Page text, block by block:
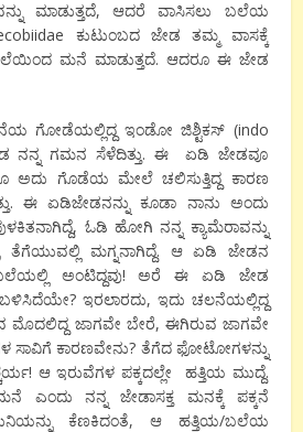
ಮಾಡುತ್ತದೆ, ಆದರೆ ವಾಸಿಸಲು ಬಲೆಯ
ಕುಟುಂಬದ ಜೇಡ ತಮ್ಮ ವಾಸಕ್ಕೆ
ಮನೆ ಮಾಡುತ್ತದೆ. ಆದರೂ ಈ ಜೇಡ
ಗೋಡೆಯಲ್ಲಿದ್ದ ಇಂಡೋ ಜಿಶ್ಟಿಕಸ್ (indo
ನನ್ನ ಗಮನ ಸೆಳೆದಿತ್ತು. ಈ ಏಡಿ ಜೇಡವೂ
ಅದು ಗೊಡೆಯ ಮೇಲೆ ಚಲಿಸುತ್ತಿದ್ದ ಕಾರಣ
ಈ ಏಡಿಜೇಡನನ್ನು ಕೂಡಾ ನಾನು ಅಂದು
ಓಡಿ ಹೋಗಿ ನನ್ನ ಕ್ಯಾಮೆರಾವನ್ನು
ತೆಗೆಯುವಲ್ಲಿ ಮಗ್ನನಾಗಿದ್ದೆ. ಆ ಏಡಿ ಜೇಡನ
ಬಲೆಯಲ್ಲಿ ಅಂಟಿದ್ದವು! ಅರೆ ಈ ಏಡಿ ಜೇಡ
ಇರಲಾರದು, ಇದು ಚಲನೆಯಲ್ಲಿದ್ದ
ಮೊದಲಿದ್ದ ಜಾಗವೇ ಬೇರೆ, ಈಗಿರುವ ಜಾಗವೇ
ಸಾವಿಗೆ ಕಾರಣವೇನು? ತೆಗೆದ ಫೋಟೋಗಳನ್ನು
ಆ ಇರುವೆಗಳ ಪಕ್ಕದಲ್ಲೇ ಹತ್ತಿಯ ಮುದ್ದೆ.
ನನ್ನ ಜೇಡಾಸಕ್ತ ಮನಕ್ಕೆ ಪಕ್ಕನೆ
ಕೆಣಕಿದಂತೆ, ಆ ಹತ್ತಿಯ/ಬಲೆಯ